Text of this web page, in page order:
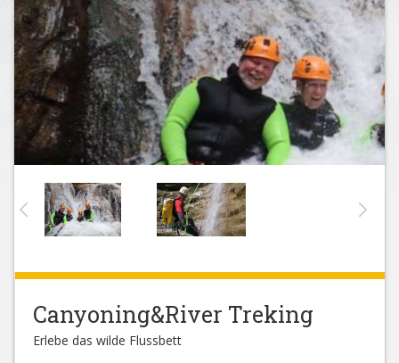
Canyoning&River Treking
Erlebe das wilde Flussbett